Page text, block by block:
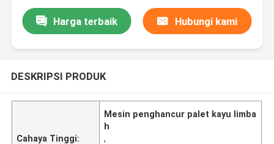
Harga terbaik Hubungi kami
DESKRIPSI PRODUK
Cahaya Tinggi:
Mesin penghancur palet kayu limba
h
,